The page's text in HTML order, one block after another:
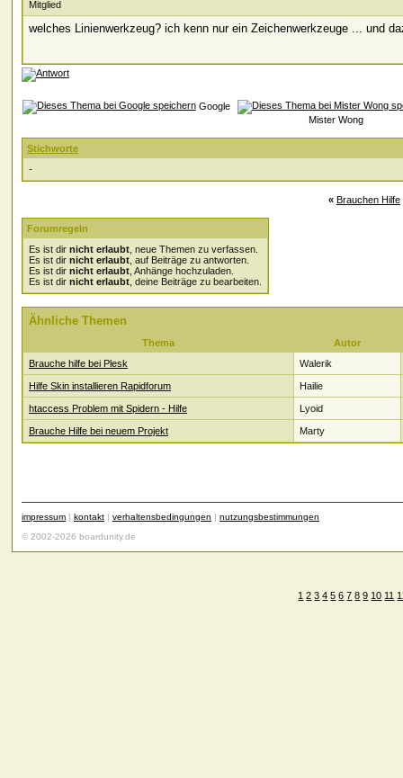
Mitglied
welches Linienwerkzeug? ich kenn nur ein Zeichenwerkzeuge ... und
Google
Mister Wong
Stichworte
-
« Brauchen Hilfe
Forumregeln
Es ist dir nicht erlaubt , neue Themen zu verfassen.
Es ist dir nicht erlaubt , auf Beiträge zu antworten.
Es ist dir nicht erlaubt , Anhänge hochzuladen.
Es ist dir nicht erlaubt , deine Beiträge zu bearbeiten.
Ähnliche Themen
Thema
Autor
Brauche hilfe bei Plesk
Walerik
Hilfe Skin installieren Rapidforum Hailie
htaccess Problem mit Spidern - Hilfe Lyoid
Brauche Hilfe bei neuem Projekt Marty
impressum | kontakt | verhaltensbedingungen | nutzungsbestimmungen
© 2002-2026 boardunity.de
1 2 3 4 5 6 7 8 9 10 11